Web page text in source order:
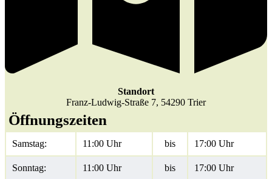
Standort
Franz-Ludwig-Straße 7, 54290 Trier
Öffnungszeiten
Samstag: 11:00 Uhr bis 17:00 Uhr
Sonntag: 11:00 Uhr bis
17:00 Uhr